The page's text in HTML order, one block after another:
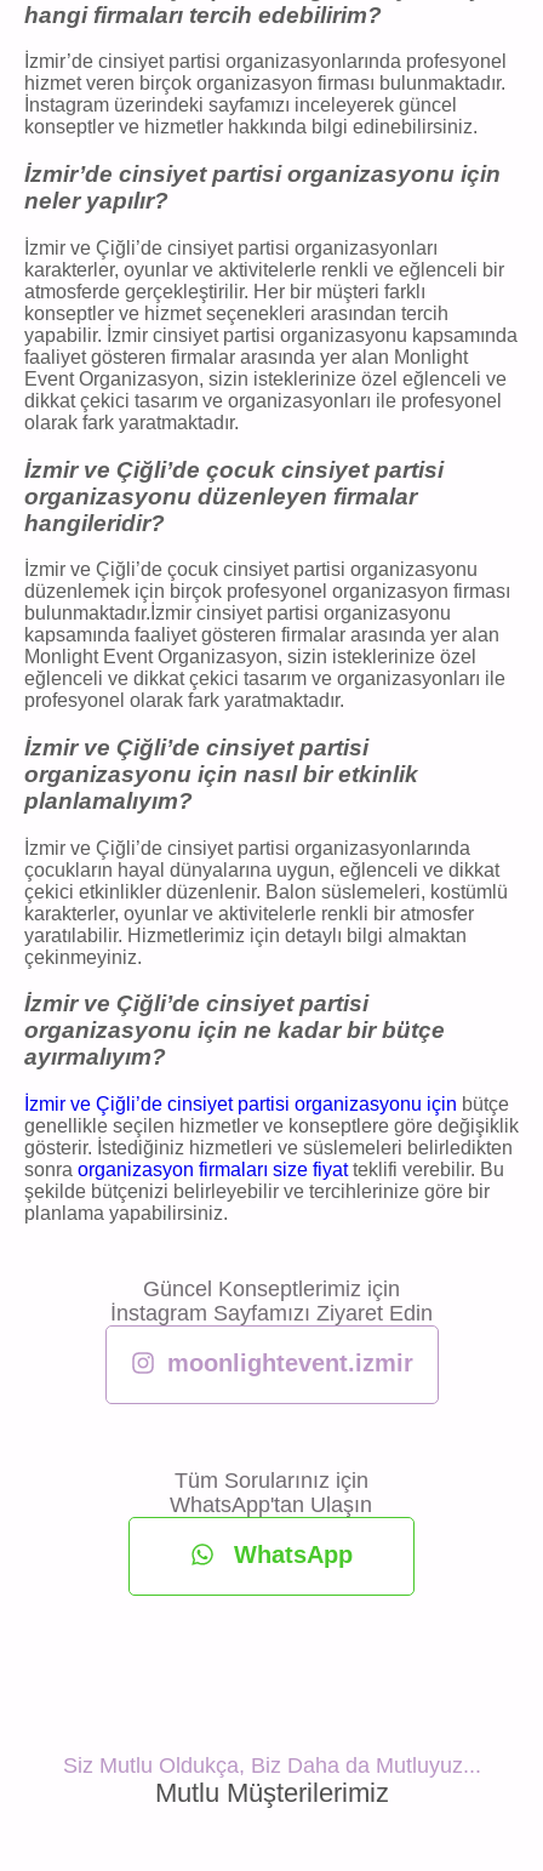
hangi firmaları tercih edebilirim?
İzmir’de cinsiyet partisi organizasyonlarında profesyonel
hizmet veren birçok organizasyon firması bulunmaktadır.
İnstagram üzerindeki sayfamızı inceleyerek güncel
konseptler ve hizmetler hakkında bilgi edinebilirsiniz.
İzmir’de cinsiyet partisi organizasyonu için
neler yapılır?
İzmir ve Çiğli’de cinsiyet partisi organizasyonları
karakterler, oyunlar ve aktivitelerle renkli ve eğlenceli bir
atmosferde gerçekleştirilir. Her bir müşteri farklı
konseptler ve hizmet seçenekleri arasından tercih
yapabilir. İzmir cinsiyet partisi organizasyonu kapsamında
faaliyet gösteren firmalar arasında yer alan Monlight
Event Organizasyon, sizin isteklerinize özel eğlenceli ve
dikkat çekici tasarım ve organizasyonları ile profesyonel
olarak fark yaratmaktadır.
İzmir ve Çiğli’de çocuk cinsiyet partisi
organizasyonu düzenleyen firmalar
hangileridir?
İzmir ve Çiğli’de çocuk cinsiyet partisi organizasyonu
düzenlemek için birçok profesyonel organizasyon firması
bulunmaktadır.İzmir cinsiyet partisi organizasyonu
kapsamında faaliyet gösteren firmalar arasında yer alan
Monlight Event Organizasyon, sizin isteklerinize özel
eğlenceli ve dikkat çekici tasarım ve organizasyonları ile
profesyonel olarak fark yaratmaktadır.
İzmir ve Çiğli’de cinsiyet partisi
organizasyonu için nasıl bir etkinlik
planlamalıyım?
İzmir ve Çiğli’de cinsiyet partisi organizasyonlarında
çocukların hayal dünyalarına uygun, eğlenceli ve dikkat
çekici etkinlikler düzenlenir. Balon süslemeleri, kostümlü
karakterler, oyunlar ve aktivitelerle renkli bir atmosfer
yaratılabilir. Hizmetlerimiz için detaylı bilgi almaktan
çekinmeyiniz.
İzmir ve Çiğli’de cinsiyet partisi
organizasyonu için ne kadar bir bütçe
ayırmalıyım?
İzmir ve Çiğli’de cinsiyet partisi organizasyonu için bütçe
genellikle seçilen hizmetler ve konseptlere göre değişiklik
gösterir. İstediğiniz hizmetleri ve süslemeleri belirledikten
sonra organizasyon firmaları size fiyatteklifi verebilir. Bu
şekilde bütçenizi belirleyebilir ve tercihlerinize göre bir
planlama yapabilirsiniz.
Güncel Konseptlerimiz için
İnstagram Sayfamızı Ziyaret Edin
moonlightevent.izmir
Tüm Sorularınız için
WhatsApp'tan Ulaşın
WhatsApp
Siz Mutlu Oldukça, Biz Daha da Mutluyuz...
Mutlu Müşterilerimiz